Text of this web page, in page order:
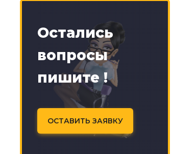
Остались
вопросы
пишите !
ОСТАВИТЬ ЗАЯВКУ